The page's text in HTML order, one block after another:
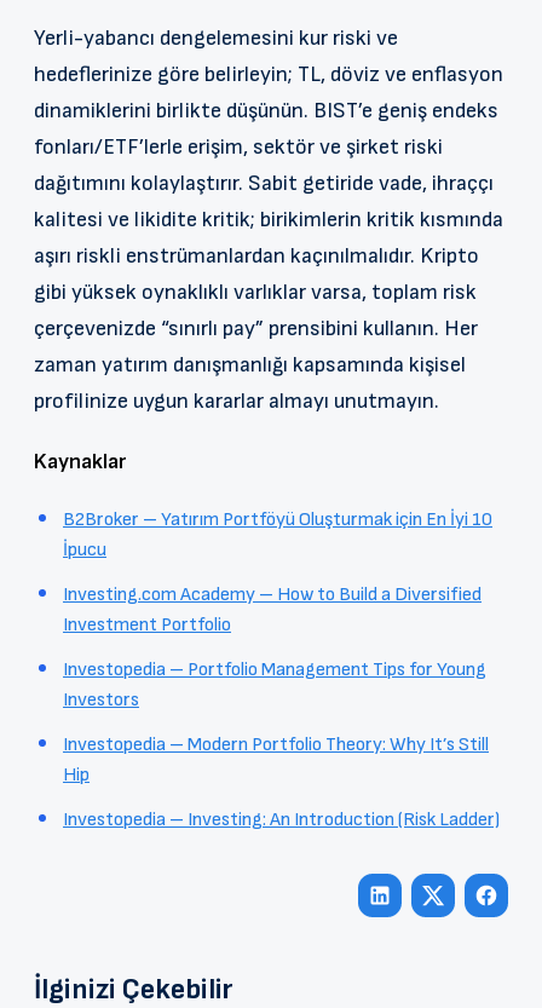
Yerli-yabancı dengelemesini kur riski ve
hedeflerinize göre belirleyin; TL, döviz ve enflasyon
dinamiklerini birlikte düşünün. BIST’e geniş endeks
fonları/ETF’lerle erişim, sektör ve şirket riski
dağıtımını kolaylaştırır. Sabit getiride vade, ihraççı
kalitesi ve likidite kritik; birikimlerin kritik kısmında
aşırı riskli enstrümanlardan kaçınılmalıdır. Kripto
gibi yüksek oynaklıklı varlıklar varsa, toplam risk
çerçevenizde “sınırlı pay” prensibini kullanın. Her
zaman yatırım danışmanlığı kapsamında kişisel
profilinize uygun kararlar almayı unutmayın.
Kaynaklar
B2Broker – Yatırım Portföyü Oluşturmak için En İyi 10
İpucu
Investing.com Academy – How to Build a Diversified
Investment Portfolio
Investopedia – Portfolio Management Tips for Young
Investors
Investopedia – Modern Portfolio Theory: Why It’s Still
Hip
Investopedia – Investing: An Introduction (Risk Ladder)
İlginizi Çekebilir